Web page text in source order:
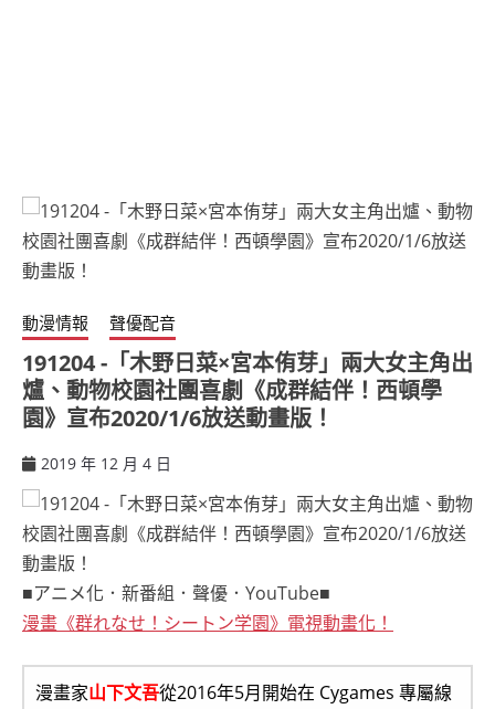
動漫情報 聲優配音
191204 -「木野日菜×宮本侑芽」兩大女主角出
爐、動物校園社團喜劇《成群結伴！西頓學
園》宣布2020/1/6放送動畫版！
2019 年 12 月 4 日
■アニメ化．新番組．聲優．YouTube■
漫畫《群れなせ！シートン学園》電視動畫化！
漫畫家山下文吾從2016年5月開始在 Cygames 專屬線